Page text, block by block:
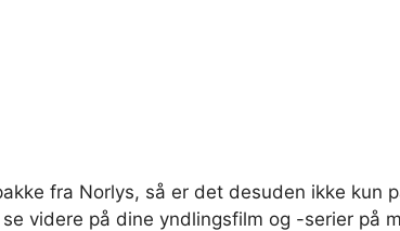
fra Norlys, så er det desuden ikke kun
videre på dine yndlingsfilm og -serier på